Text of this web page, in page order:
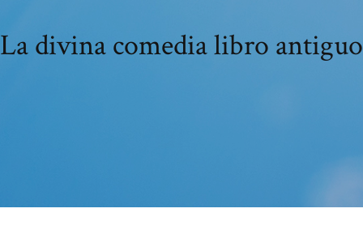
La divina comedia libro antiguo